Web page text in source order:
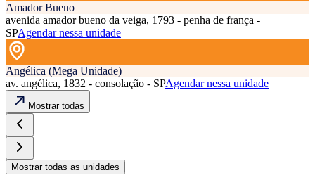
Amador Bueno
avenida amador bueno da veiga, 1793 - penha de frança -
SPAgendar nessa unidade
Angélica (Mega Unidade)
av. angélica, 1832 - consolação - SPAgendar nessa unidade
Mostrar todas
Mostrar todas as unidades